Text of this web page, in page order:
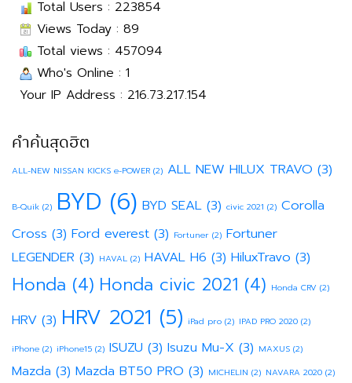
Total Users : 223854
Views Today : 89
Total views : 457094
Who's Online : 1
Your IP Address : 216.73.217.154
คำค้นสุดฮิต
ALL-NEW NISSAN KICKS e-POWER (2) ALL NEW HILUX TRAVO (3)
B-Quik (2) BYD (6) BYD SEAL (3) civic 2021 (2) Corolla
Cross (3) Ford everest (3) Fortuner (2) Fortuner
LEGENDER (3) HAVAL (2) HAVAL H6 (3) HiluxTravo (3)
Honda (4) Honda civic 2021 (4) Honda CRV (2)
HRV (3) HRV 2021 (5) iPad pro (2) IPAD PRO 2020 (2)
iPhone (2) iPhone15 (2) ISUZU (3) Isuzu Mu-X (3) MAXUS (2)
Mazda (3) Mazda BT50 PRO (3) MICHELIN (2) NAVARA 2020 (2)